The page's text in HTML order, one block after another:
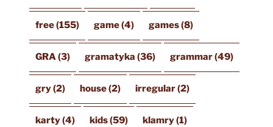
free(155) game(4) games(8)
GRA(3) gramatyka (36) grammar(49)
gry(2) house(2) irregular(2)
karty(4) kids(59) klamry(1)